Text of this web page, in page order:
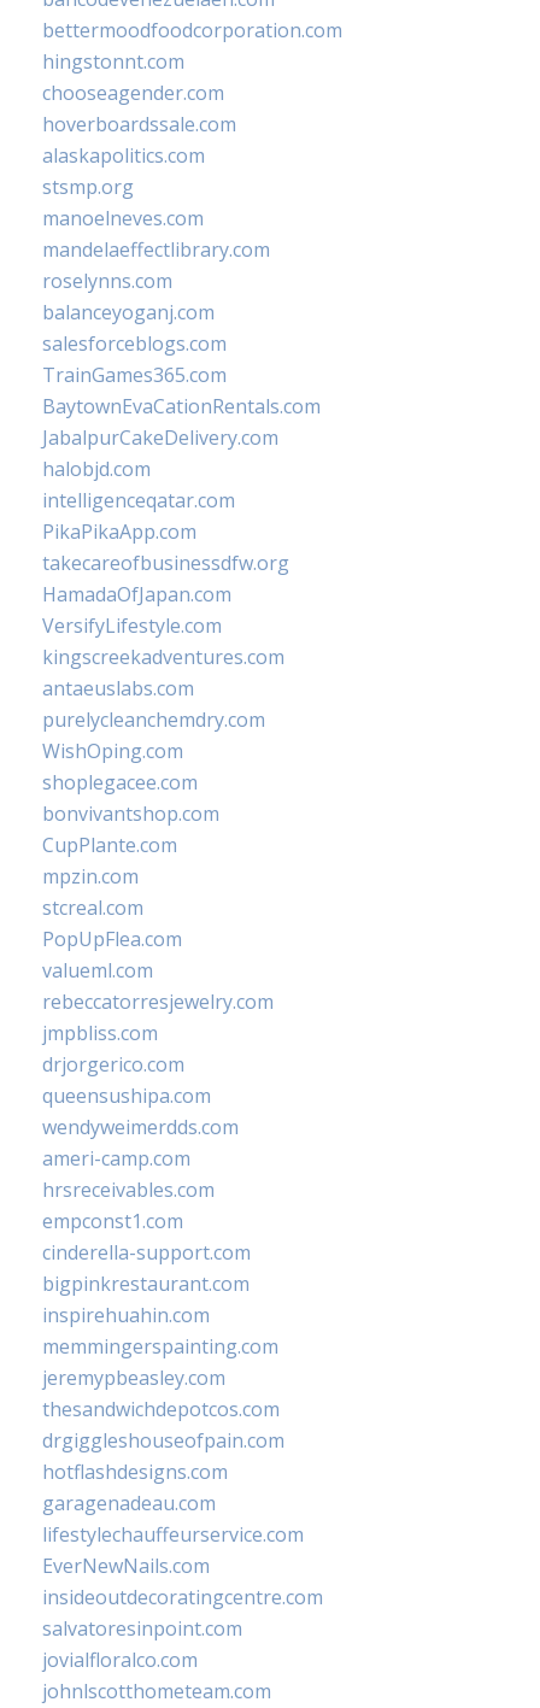
bettermoodfoodcorporation.com
hingstonnt.com
chooseagender.com
hoverboardssale.com
alaskapolitics.com
stsmp.org
manoelneves.com
mandelaeffectlibrary.com
roselynns.com
balanceyoganj.com
salesforceblogs.com
TrainGames365.com
BaytownEvaCationRentals.com
JabalpurCakeDelivery.com
halobjd.com
intelligenceqatar.com
PikaPikaApp.com
takecareofbusinessdfw.org
HamadaOfJapan.com
VersifyLifestyle.com
kingscreekadventures.com
antaeuslabs.com
purelycleanchemdry.com
WishOping.com
shoplegacee.com
bonvivantshop.com
CupPlante.com
mpzin.com
stcreal.com
PopUpFlea.com
valueml.com
rebeccatorresjewelry.com
jmpbliss.com
drjorgerico.com
queensushipa.com
wendyweimerdds.com
ameri-camp.com
hrsreceivables.com
empconst1.com
cinderella-support.com
bigpinkrestaurant.com
inspirehuahin.com
memmingerspainting.com
jeremypbeasley.com
thesandwichdepotcos.com
drgiggleshouseofpain.com
hotflashdesigns.com
garagenadeau.com
lifestylechauffeurservice.com
EverNewNails.com
insideoutdecoratingcentre.com
salvatoresinpoint.com
jovialfloralco.com
johnlscotthometeam.com